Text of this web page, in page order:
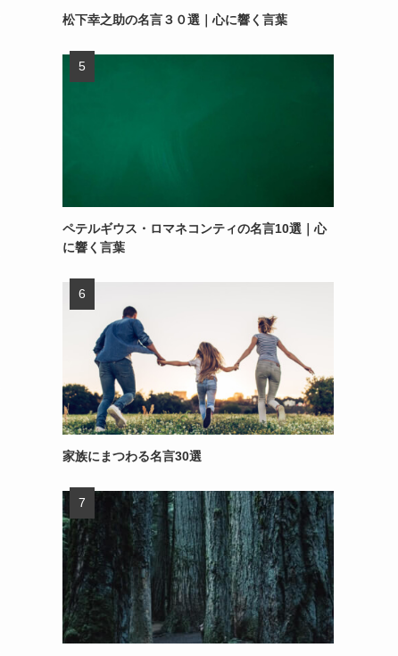
松下幸之助の名言３０選｜心に響く言葉
ペテルギウス・ロマネコンティの名言10選｜心
に響く言葉
家族にまつわる名言30選